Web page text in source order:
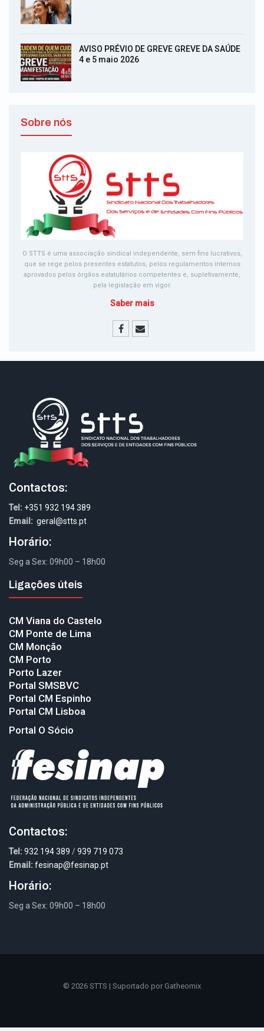
AVISO PRÉVIO DE GREVE GREVE DA SAÚDE
4 e 5 maio 2026
Sobre nós
O STTS é uma associação sindical independente, sem fins lucrativos,
que se rege pelos presentes estatutos, pelos regulamentos internos
aprovados pelos órgãos estatutários competentes e, supletivamente,
pela legislação em vigor.
Saber mais
Contactos:
Tel: +351 932 194 389
Email: geral@stts.pt
Horário:
Seg a Sex: 09h00 – 18h00
Ligações úteis
CM Viana do Castelo
CM Ponte de Lima
CM Monção
CM Porto
Porto Lazer
Portal SMSBVC
Portal CM Espinho
Portal CM Lisboa
Portal O Sócio
Contactos:
Tel: 932 194 389 /939 719 073
Email: fesinap@fesinap.pt
Horário:
Seg a Sex: 09h00 – 18h00
© 2026 STTS | Suportado por Gatheomix